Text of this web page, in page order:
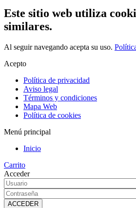
Este sitio web utiliza
similares.
Al seguir navegando acepta su uso.
Acepto
Política de privacidad
Aviso legal
Términos y condiciones
Mapa Web
Política de cookies
Menú principal
Inicio
Carrito
Acceder